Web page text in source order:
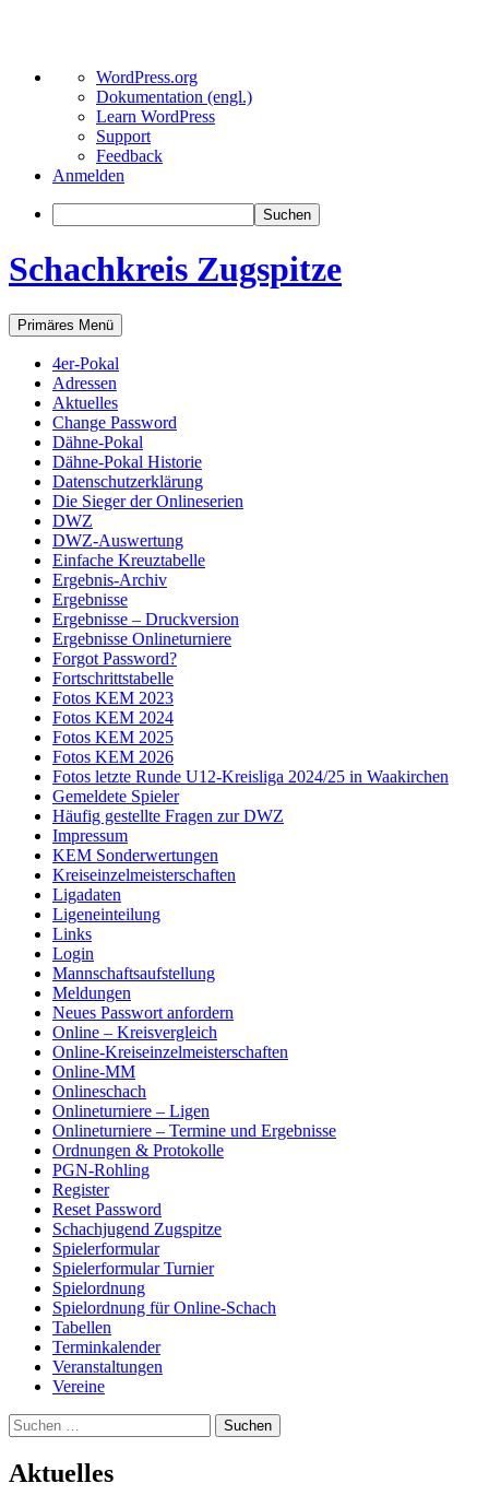
Über
WordPress
WordPress.org
Dokumentation (engl.)
Learn WordPress
Support
Feedback
Anmelden
Suchen
Schachkreis Zugspitze
Suchen
Primäres Menü Zum
Inhalt
4er-Pokal
Adressen
Aktuelles
Change Password
Dähne-Pokal
Dähne-Pokal Historie
Datenschutzerklärung
Die Sieger der Onlineserien
DWZ
DWZ-Auswertung
Einfache Kreuztabelle
Ergebnis-Archiv
Ergebnisse
Ergebnisse – Druckversion
Ergebnisse Onlineturniere
Forgot Password?
Fortschrittstabelle
Fotos KEM 2023
Fotos KEM 2024
Fotos KEM 2025
Fotos KEM 2026
Fotos letzte Runde U12-Kreisliga 2024/25 in Waakirchen
Gemeldete Spieler
Häufig gestellte Fragen zur DWZ
Impressum
KEM Sonderwertungen
Kreiseinzelmeisterschaften
Ligadaten
Ligeneinteilung
Links
Login
Mannschaftsaufstellung
Meldungen
Neues Passwort anfordern
Online – Kreisvergleich
Online-Kreiseinzelmeisterschaften
Online-MM
Onlineschach
Onlineturniere – Ligen
Onlineturniere – Termine und Ergebnisse
Ordnungen & Protokolle
PGN-Rohling
Register
Reset Password
Schachjugend Zugspitze
Spielerformular
Spielerformular Turnier
Spielordnung
Spielordnung für Online-Schach
Tabellen
Terminkalender
Veranstaltungen
Vereine
Suchen
nach:
Aktuelles